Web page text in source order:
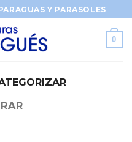
Y PARASOLES
0